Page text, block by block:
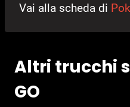
Vai alla scheda di
Altri trucchi
GO